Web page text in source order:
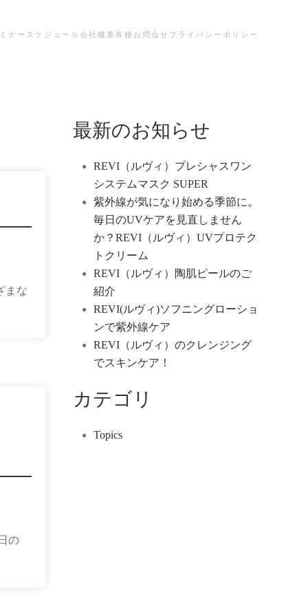
ナースケジュール会社概要 各種お問合せ プライバシーポリシー
まな
の
最新のお知らせ
REVI（ルヴィ）プレシャスワン
システムマスク SUPER
紫外線が気になり始める季節に。
毎日のUVケアを見直しません
か？REVI（ルヴィ）UVプロテク
トクリーム
REVI（ルヴィ）陶肌ピールのご
紹介
REVI(ルヴィ)ソフニングローショ
ンで紫外線ケア
REVI（ルヴィ）のクレンジング
でスキンケア！
カテゴリ
Topics